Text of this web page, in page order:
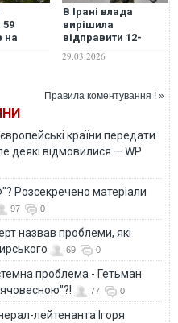
59
на
В Ірані влада
вирішила
відправити 12-
блокпости, - ЗМІ
29.03.2026
Правила коментування ! »
країни передати
деякі відмовилися — WP
Розсекречено матеріали
97 0
назвав проблеми, які
69 0
проблема - Гетьман
77 0
лейтенанта Ігоря